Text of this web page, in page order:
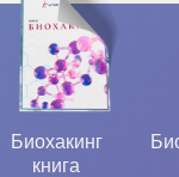
Биохакинг
книга